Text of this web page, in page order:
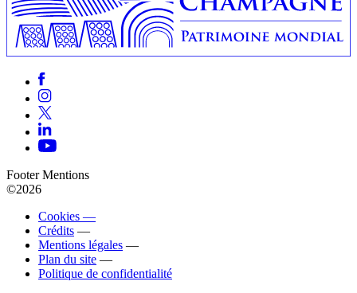
Footer Mentions
©2026
Cookies —
Crédits —
Mentions légales —
Plan du site —
Politique de confidentialité